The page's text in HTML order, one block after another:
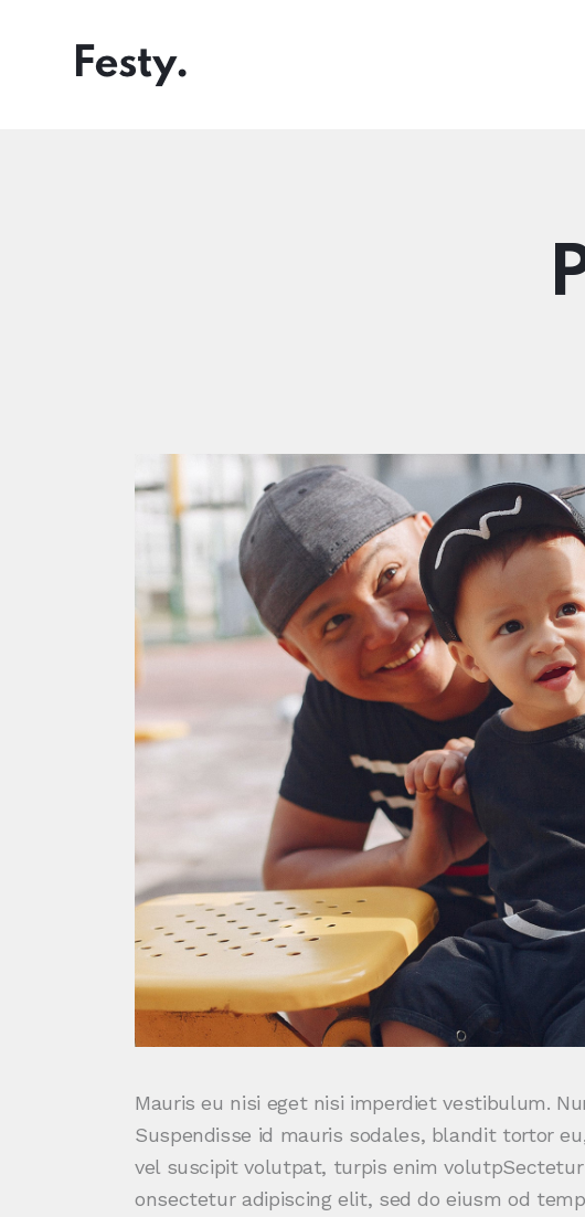
Mauris eu nisi eget nisi imperdiet vestibulum.
Suspendisse id mauris sodales, blandit tortor
vel suscipit volutpat, turpis enim
onsectetur adipiscing elit, sed do eiusm od